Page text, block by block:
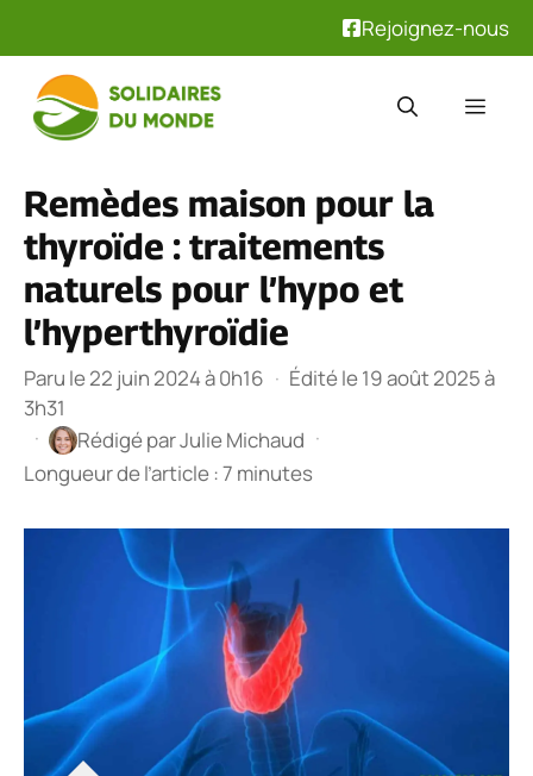
Rejoignez-nous
contenu
Remèdes maison pour la
thyroïde : traitements
naturels pour l’hypo et
l’hyperthyroïdie
Paru le 22 juin 2024 à 0h16 · Édité le 19 août 2025 à
3h31
·
Rédigé parJulie Michaud ·
Longueur de l’article : 7 minutes